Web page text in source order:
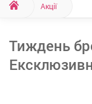
Акції
Тиждень